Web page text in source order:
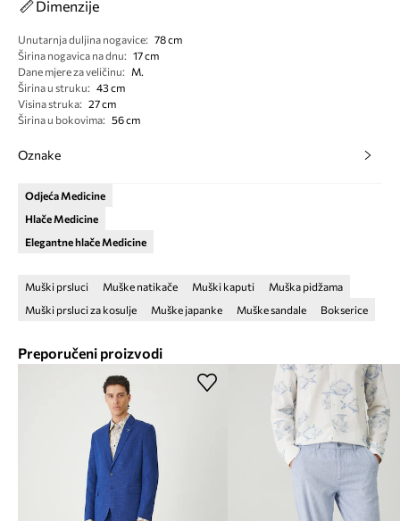
Dimenzije
Unutarnja duljina nogavice: 78 cm
Širina nogavica na dnu: 17 cm
Dane mjere za veličinu:
M.
Širina u struku: 43 cm
Visina struka: 27 cm
Širina u bokovima: 56 cm
Oznake
Odjeća Medicine
Hlače Medicine
Elegantne hlače Medicine
Muški prsluci Muške natikače Muški kaputi
Muška pidžama
Muški prsluci za kosulje
Muške japanke Muške sandale Bokserice
Preporučeni proizvodi